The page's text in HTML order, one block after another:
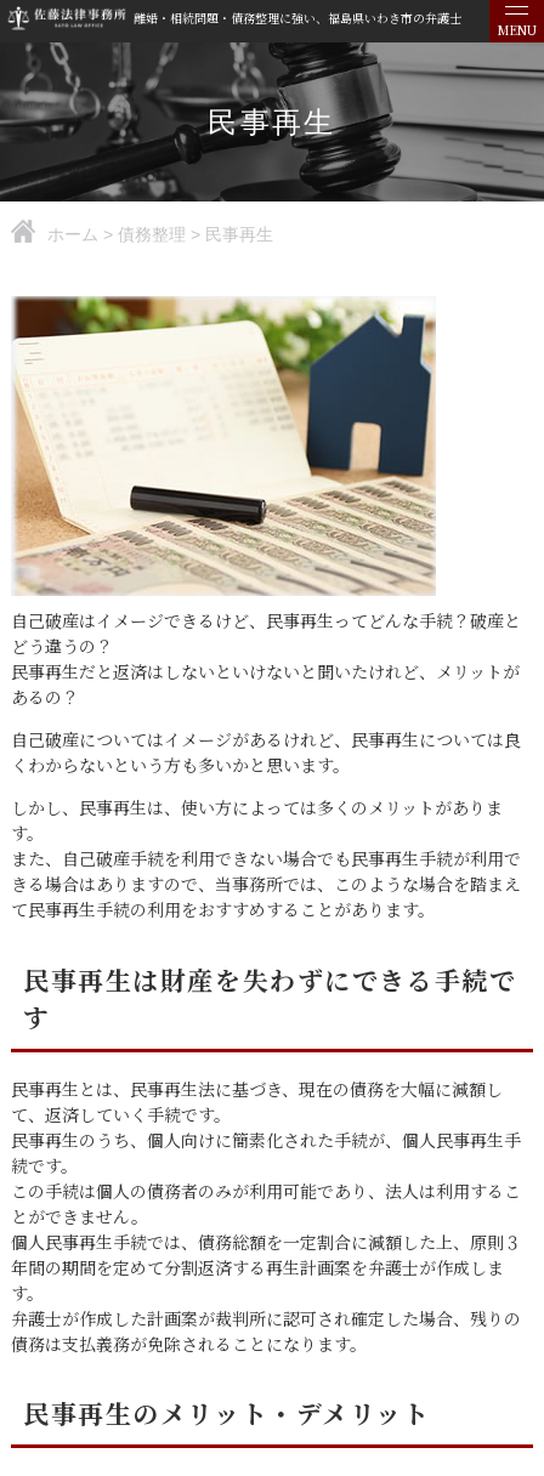
離婚・相続問題・債務整理に強い、福島県いわき市の弁護士
MENU
民事再生
ホーム > 債務整理 > 民事再生
自己破産はイメージできるけど、民事再生ってどんな手続？破産と
どう違うの？
民事再生だと返済はしないといけないと聞いたけれど、メリットが
あるの？
自己破産についてはイメージがあるけれど、民事再生については良
くわからないという方も多いかと思います。
しかし、民事再生は、使い方によっては多くのメリットがありま
す。
また、自己破産手続を利用できない場合でも民事再生手続が利用で
きる場合はありますので、当事務所では、このような場合を踏まえ
て民事再生手続の利用をおすすめすることがあります。
民事再生は財産を失わずにできる手続で
す
民事再生とは、民事再生法に基づき、現在の債務を大幅に減額し
て、返済していく手続です。
民事再生のうち、個人向けに簡素化された手続が、個人民事再生手
続です。
この手続は個人の債務者のみが利用可能であり、法人は利用するこ
とができません。
個人民事再生手続では、債務総額を一定割合に減額した上、原則３
年間の期間を定めて分割返済する再生計画案を弁護士が作成しま
す。
弁護士が作成した計画案が裁判所に認可され確定した場合、残りの
債務は支払義務が免除されることになります。
民事再生のメリット・デメリット